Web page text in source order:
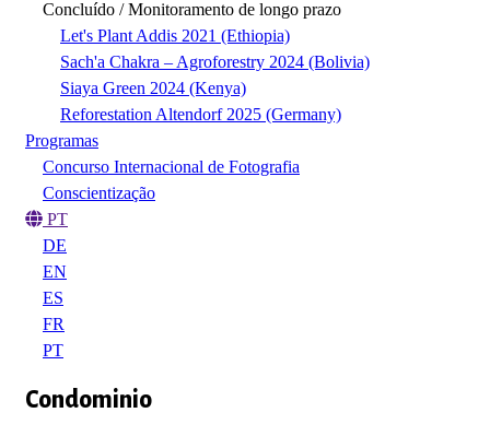
Concluído / Monitoramento de longo prazo
Let's Plant Addis 2021 (Ethiopia)
Sach'a Chakra – Agroforestry 2024 (Bolivia)
Siaya Green 2024 (Kenya)
Reforestation Altendorf 2025 (Germany)
Programas
Concurso Internacional de Fotografia
Conscientização
PT
DE
EN
ES
FR
PT
Condominio